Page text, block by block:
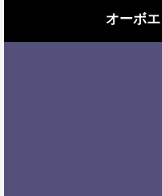
オーボ